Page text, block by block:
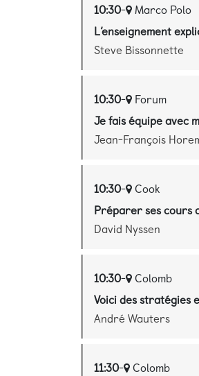
10:30- Marco Polo
L’enseignement
Steve Bissonnette
10:30- Forum
Je fais équipe avec
Jean-François
10:30- Cook
Préparer ses cours
David Nyssen
10:30- Colomb
Voici des stratégies
André Wauters
11:30- Colomb